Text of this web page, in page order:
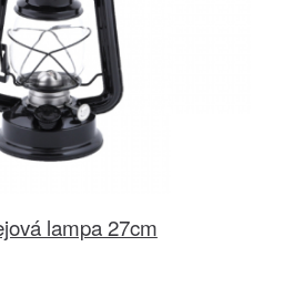
lampa 27cm